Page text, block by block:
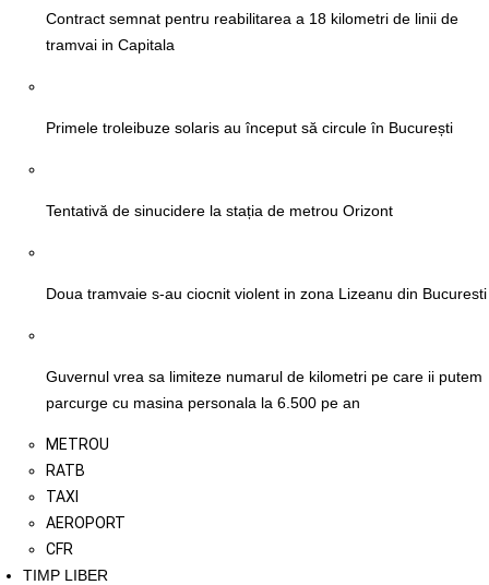
Contract semnat pentru reabilitarea a 18 kilometri de linii de
tramvai in Capitala
Primele troleibuze solaris au început să circule în București
Tentativă de sinucidere la stația de metrou Orizont
Doua tramvaie s-au ciocnit violent in zona Lizeanu din Bucuresti
Guvernul vrea sa limiteze numarul de kilometri pe care ii putem
parcurge cu masina personala la 6.500 pe an
METROU
RATB
TAXI
AEROPORT
CFR
TIMP LIBER